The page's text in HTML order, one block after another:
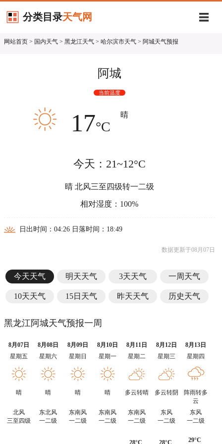
分类目录天气网
网站首页 > 国内天气 > 黑龙江天气 > 哈尔滨市天气 > 阿城天气预报
阿城
当前温度
17°C
晴
今天：21~12°C
晴 北风三至四级转一二级
相对湿度：100%
日出时间：04:26 日落时间：18:49
数据更新于08月07日
今天天气 明天天气 3天天气 一周天气
10天天气 15日天气 昨天天气 历史天气
黑龙江阿城天气预报一周
8月07日 8月08日 8月09日 8月10日 8月11日 8月12日
8月13日
星期五
星期六 星期日 星期一 星期二 星期三 星期四
晴 晴 晴 晴 多云转晴 多云转阴
阵雨转多
云
北风
三至四级
东北风
一二级
东南风
一二级
东南风
一二级
东南风
一二级
东风
一二级
东风
一二级
28°C 28°C 29°C